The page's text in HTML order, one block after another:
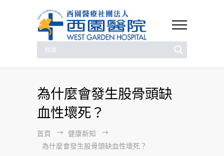
為什麼會發生股骨頭缺
血性壞死？
首頁
健康新知
為什麼會發生股骨頭缺血性壞死？